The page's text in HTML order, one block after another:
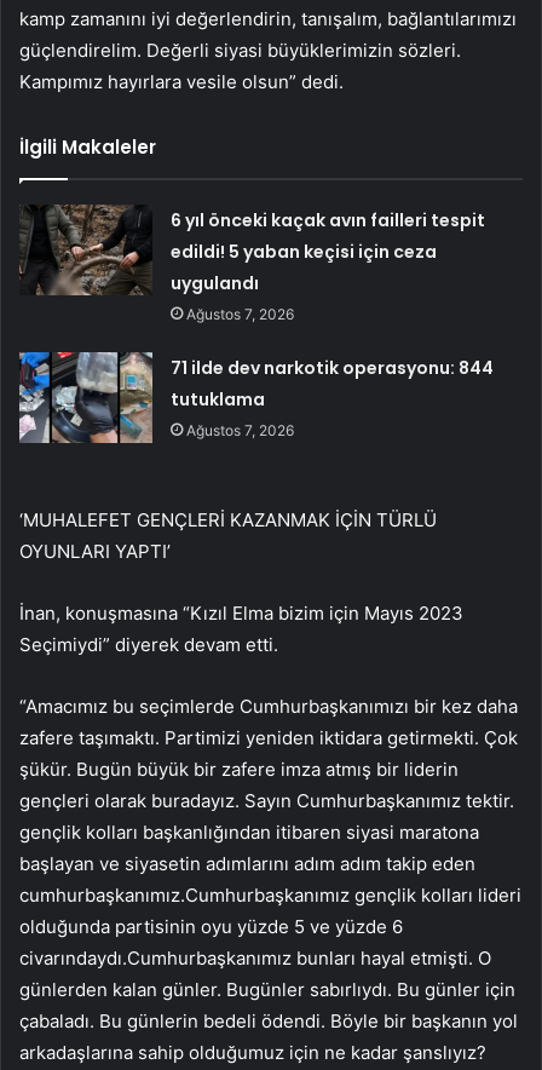
kamp zamanını iyi değerlendirin, tanışalım, bağlantılarımızı
güçlendirelim. Değerli siyasi büyüklerimizin sözleri.
Kampımız hayırlara vesile olsun” dedi.
İlgili Makaleler
6 yıl önceki kaçak avın failleri tespit
edildi! 5 yaban keçisi için ceza
uygulandı
Ağustos 7, 2026
71 ilde dev narkotik operasyonu: 844
tutuklama
Ağustos 7, 2026
‘MUHALEFET GENÇLERİ KAZANMAK İÇİN TÜRLÜ
OYUNLARI YAPTI’
İnan, konuşmasına “Kızıl Elma bizim için Mayıs 2023
Seçimiydi” diyerek devam etti.
“Amacımız bu seçimlerde Cumhurbaşkanımızı bir kez daha
zafere taşımaktı. Partimizi yeniden iktidara getirmekti. Çok
şükür. Bugün büyük bir zafere imza atmış bir liderin
gençleri olarak buradayız. Sayın Cumhurbaşkanımız tektir.
gençlik kolları başkanlığından itibaren siyasi maratona
başlayan ve siyasetin adımlarını adım adım takip eden
cumhurbaşkanımız.Cumhurbaşkanımız gençlik kolları lideri
olduğunda partisinin oyu yüzde 5 ve yüzde 6
civarındaydı.Cumhurbaşkanımız bunları hayal etmişti. O
günlerden kalan günler. Bugünler sabırlıydı. Bu günler için
çabaladı. Bu günlerin bedeli ödendi. Böyle bir başkanın yol
arkadaşlarına sahip olduğumuz için ne kadar şanslıyız?